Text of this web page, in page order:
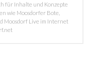
für Inhalte und Konzepte
wie Moosdorfer Bote,
Moosdorf Live im Internet